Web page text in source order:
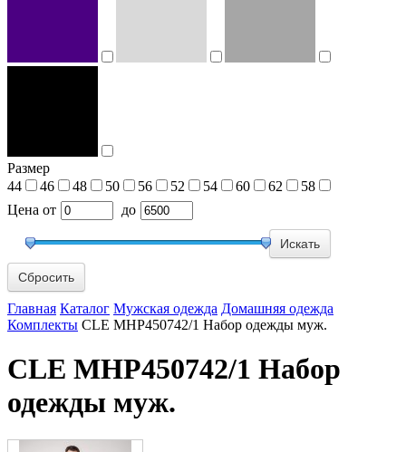
Размер
44
46 48 50 56 52 54 60 62
58
Цена от до
Сбросить
Главная Каталог Мужская одежда Домашняя одежда
Комплекты CLE MHP450742/1 Набор одежды муж.
CLE MHP450742/1 Набор
одежды муж.